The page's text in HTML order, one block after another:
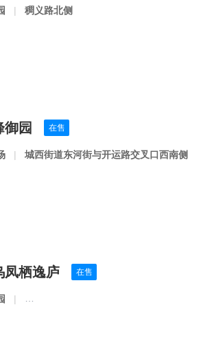
| 稠义路北侧
御园 在售
| 城西街道东河街与开运路交叉口西南侧
凤栖逸庐 在售
| 义乌市北苑街道雪峰西路与望道路交叉口东